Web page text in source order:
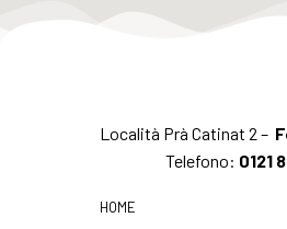
Località Prà Catinat 2 –
Telefono: 0121
HOME